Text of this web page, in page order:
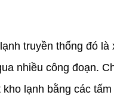
truyền thống đó là
nhiều công đoạn.
lạnh bằng các tấm